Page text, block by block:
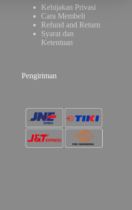
Kebijakan Privasi
Cara Membeli
Refund and Return
Syarat dan
Ketentuan
Pengiriman